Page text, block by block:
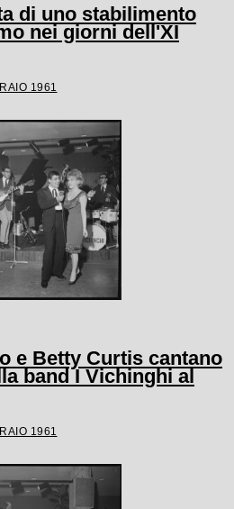
di uno stabilimento
nei giorni dell'XI
1961
e Betty Curtis cantano
band I Vichinghi al
1961